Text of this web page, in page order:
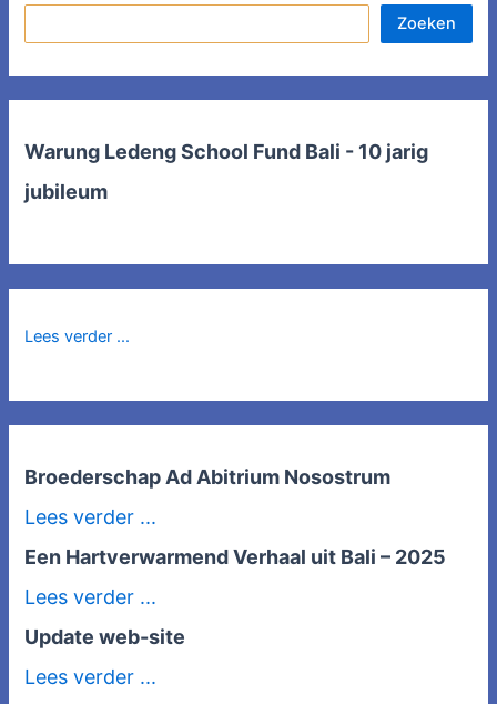
Zoeken
Warung Ledeng School Fund Bali - 10 jarig
jubileum
Lees verder ...
Broederschap Ad Abitrium Nosostrum
Lees verder ...
Een Hartverwarmend Verhaal uit Bali – 2025
Lees verder ...
Update web-site
Lees verder ...